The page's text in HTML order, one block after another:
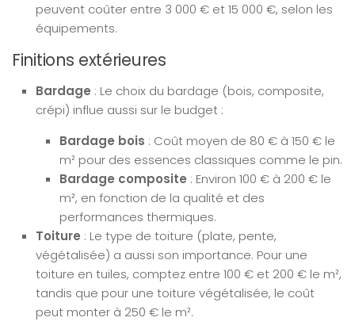
peuvent coûter entre 3 000 € et 15 000 €, selon les
équipements.
Finitions extérieures
Bardage : Le choix du bardage (bois, composite,
crépi) influe aussi sur le budget :
Bardage bois : Coût moyen de 80 € à 150 € le
m² pour des essences classiques comme le pin.
Bardage composite : Environ 100 € à 200 € le
m², en fonction de la qualité et des
performances thermiques.
Toiture : Le type de toiture (plate, pente,
végétalisée) a aussi son importance. Pour une
toiture en tuiles, comptez entre 100 € et 200 € le m²,
tandis que pour une toiture végétalisée, le coût
peut monter à 250 € le m².